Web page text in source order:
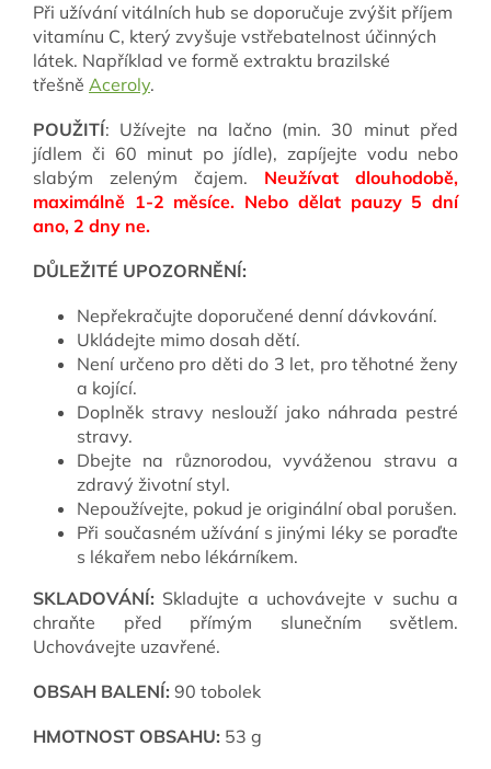
Při užívání vitálních hub se doporučuje zvýšit příjem
vitamínu C, který zvyšuje vstřebatelnost účinných
látek. Například ve formě extraktu brazilské
třešně Aceroly.
POUŽITÍ: Užívejte na lačno (min. 30 minut před
jídlem či 60 minut po jídle), zapíjejte vodu nebo
slabým zeleným čajem. Neužívat dlouhodobě,
maximálně 1-2 měsíce. Nebo dělat pauzy 5 dní
ano, 2 dny ne.
DŮLEŽITÉ UPOZORNĚNÍ:
Nepřekračujte doporučené denní dávkování.
Ukládejte mimo dosah dětí.
Není určeno pro děti do 3 let, pro těhotné ženy
a kojící.
Doplněk stravy neslouží jako náhrada pestré
stravy.
Dbejte na různorodou, vyváženou stravu a
zdravý životní styl.
Nepoužívejte, pokud je originální obal porušen.
Při současném užívání s jinými léky se poraďte
s lékařem nebo lékárníkem.
SKLADOVÁNÍ: Skladujte a uchovávejte v suchu a
chraňte před přímým slunečním světlem.
Uchovávejte uzavřené.
OBSAH BALENÍ: 90 tobolek
HMOTNOST OBSAHU: 53 g